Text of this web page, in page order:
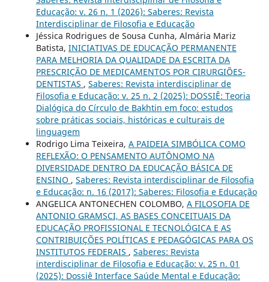
Educação: v. 26 n. 1 (2026): Saberes: Revista
Interdisciplinar de Filosofia e Educação
Jéssica Rodrigues de Sousa Cunha, Almária Mariz
Batista, INICIATIVAS DE EDUCAÇÃO PERMANENTE
PARA MELHORIA DA QUALIDADE DA ESCRITA DA
PRESCRIÇÃO DE MEDICAMENTOS POR CIRURGIÕES-
DENTISTAS , Saberes: Revista interdisciplinar de
Filosofia e Educação: v. 25 n. 2 (2025): DOSSIÊ: Teoria
Dialógica do Círculo de Bakhtin em foco: estudos
sobre práticas sociais, históricas e culturais de
linguagem
Rodrigo Lima Teixeira, A PAIDEIA SIMBÓLICA COMO
REFLEXÃO: O PENSAMENTO AUTÔNOMO NA
DIVERSIDADE DENTRO DA EDUCAÇÃO BÁSICA DE
ENSINO , Saberes: Revista interdisciplinar de Filosofia
e Educação: n. 16 (2017): Saberes: Filosofia e Educação
ANGELICA ANTONECHEN COLOMBO, A FILOSOFIA DE
ANTONIO GRAMSCI, AS BASES CONCEITUAIS DA
EDUCAÇÃO PROFISSIONAL E TECNOLÓGICA E AS
CONTRIBUIÇÕES POLÍTICAS E PEDAGÓGICAS PARA OS
INSTITUTOS FEDERAIS , Saberes: Revista
interdisciplinar de Filosofia e Educação: v. 25 n. 01
(2025): Dossiê Interface Saúde Mental e Educação: